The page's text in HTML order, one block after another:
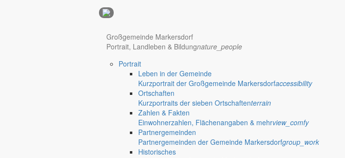
Hotel Nürnberg
Regional werben auf markersdorf.de! anzeigen@gemeinde-markersdorf.de
Großgemeinde Markersdorf
Portrait, Landleben & Bildungnature_people
Portrait
Leben in der Gemeinde
Kurzportrait der Großgemeinde Markersdorfaccessibility
Ortschaften
Kurzportraits der sieben Ortschaftenterrain
Zahlen & Fakten
Einwohnerzahlen, Flächenangaben & mehrview_comfy
Partnergemeinden
Partnergemeinden der Gemeinde Markersdorfgroup_work
Historisches